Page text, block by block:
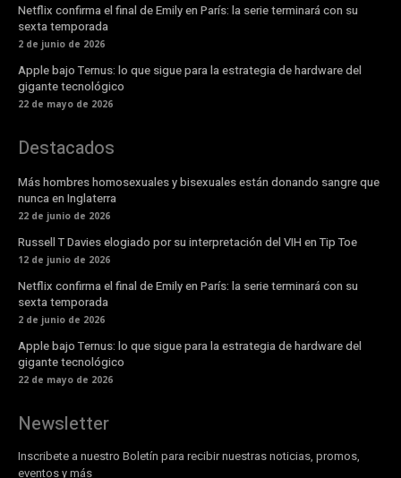
Netflix confirma el final de Emily en París: la serie terminará con su
sexta temporada
2 de junio de 2026
Apple bajo Ternus: lo que sigue para la estrategia de hardware del
gigante tecnológico
22 de mayo de 2026
Destacados
Más hombres homosexuales y bisexuales están donando sangre que
nunca en Inglaterra
22 de junio de 2026
Russell T Davies elogiado por su interpretación del VIH en Tip Toe
12 de junio de 2026
Netflix confirma el final de Emily en París: la serie terminará con su
sexta temporada
2 de junio de 2026
Apple bajo Ternus: lo que sigue para la estrategia de hardware del
gigante tecnológico
22 de mayo de 2026
Newsletter
Inscribete a nuestro Boletín para recibir nuestras noticias, promos,
eventos y más